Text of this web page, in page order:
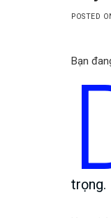
POSTED
Bạn
trọng.